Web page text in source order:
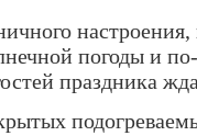
настроения,
погоды и
праздника